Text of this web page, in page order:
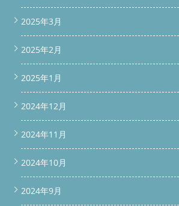
2025年3月
2025年2月
2025年1月
2024年12月
2024年11月
2024年10月
2024年9月